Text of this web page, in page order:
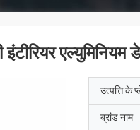
एल्युमिनियम
उत्पत्ति के
ब्रांड नाम